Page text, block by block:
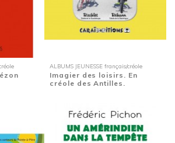
ALBUMS JEUNESSE français/créole
Imagier des loisirs. En
créole des Antilles.